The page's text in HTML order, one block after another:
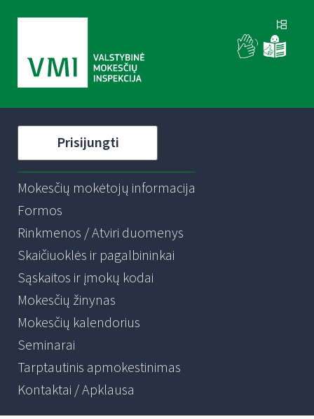
Prisijungti
Mokesčių mokėtojų informacija
Formos
Rinkmenos / Atviri duomenys
Skaičiuoklės ir pagalbininkai
Sąskaitos ir įmokų kodai
Mokesčių žinynas
Mokesčių kalendorius
Seminarai
Tarptautinis apmokestinimas
Kontaktai / Apklausa